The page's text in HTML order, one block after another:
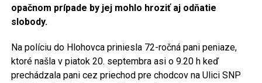
opačnom prípade by jej mohlo hroziť aj odňatie
slobody.
Na políciu do Hlohovca priniesla 72-ročná pani peniaze,
ktoré našla v piatok 20. septembra asi o 9.20 h keď
prechádzala pani cez priechod pre chodcov na Ulici SNP